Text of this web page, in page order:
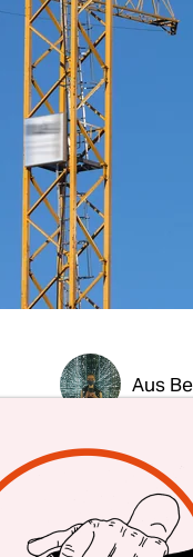
Aus
Später als
breite